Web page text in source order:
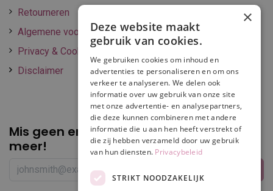
Retourneren
Algemene voorwaarden
Privacy & Cookie policy
Disclaimer
Mis geen enkelepromotie of korting
meer!
×
Deze website maakt
gebruik van cookies.
We gebruiken cookies om inhoud en
advertenties te personaliseren en om ons
verkeer te analyseren. We delen ook
informatie over uw gebruik van onze site
met onze advertentie- en analysepartners,
die deze kunnen combineren met andere
informatie die u aan hen heeft verstrekt of
die zij hebben verzameld door uw gebruik
van hun diensten. Privacybeleid
STRIKT NOODZAKELIJK